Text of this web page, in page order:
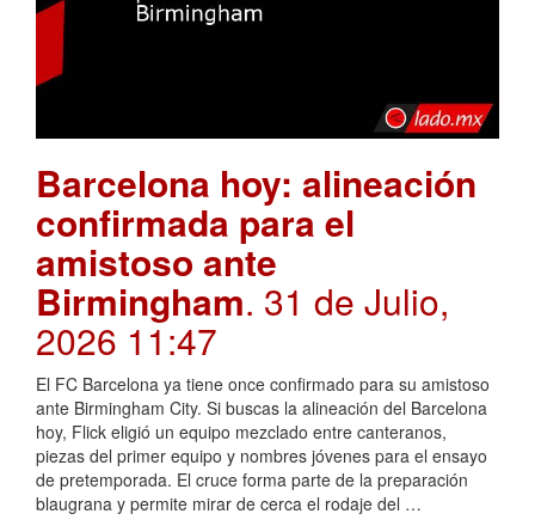
Barcelona hoy: alineación
confirmada para el
amistoso ante
Birmingham. 31 de Julio,
2026 11:47
El FC Barcelona ya tiene once confirmado para su amistoso
ante Birmingham City. Si buscas la alineación del Barcelona
hoy, Flick eligió un equipo mezclado entre canteranos,
piezas del primer equipo y nombres jóvenes para el ensayo
de pretemporada. El cruce forma parte de la preparación
blaugrana y permite mirar de cerca el rodaje del …